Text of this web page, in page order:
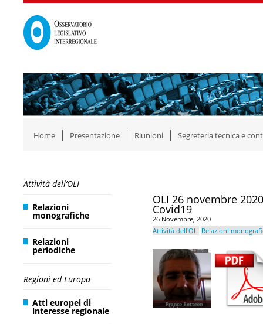
Home Presentazione Riunioni Segreteria tecnica e
Attività dell’OLI
Relazioni
monografiche
Relazioni
periodiche
Regioni ed Europa
Atti europei di
interesse regionale
OLI 26 novembre
Covid19
26 Novembre, 2020
Attività dell'OLI Relazioni